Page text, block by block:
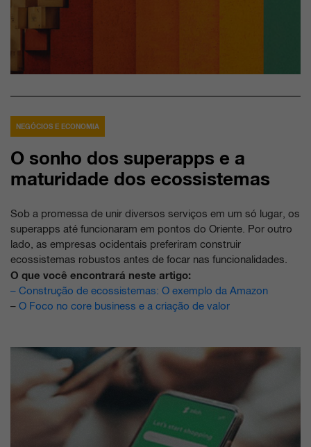
NEGÓCIOS E ECONOMIA
O sonho dos superapps e a
maturidade dos ecossistemas
Sob a promessa de unir diversos serviços em um só lugar, os
superapps até funcionaram em pontos do Oriente. Por outro
lado, as empresas ocidentais preferiram construir
ecossistemas robustos antes de focar nas funcionalidades.
O que você encontrará neste artigo:
– Construção de ecossistemas: O exemplo da Amazon
– O Foco no core business e a criação de valor